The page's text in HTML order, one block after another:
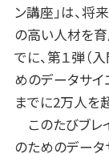
ン講座」は、将
の高い人材を育
でに、第１弾（
めのデータサイ
までに2万人を
このたびブレ
のためのデータ